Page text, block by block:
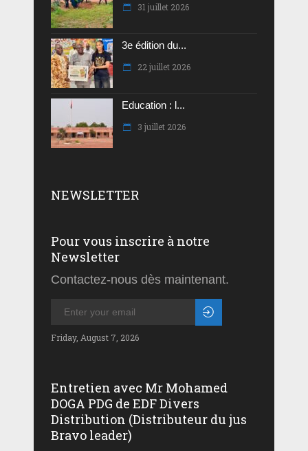
31 juillet 2026
3e édition du...
22 juillet 2026
Education : l...
3 juillet 2026
NEWSLETTER
Pour vous inscrire à notre
Newsletter
Contactez-nous dès maintenant.
Friday, August 7, 2026
Entretien avec Mr Mohamed
DOGA PDG de EDF Divers
Distribution (Distributeur du jus
Bravo leader)